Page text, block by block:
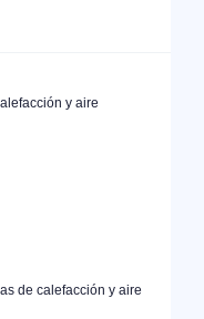
y aire
de calefacción y aire